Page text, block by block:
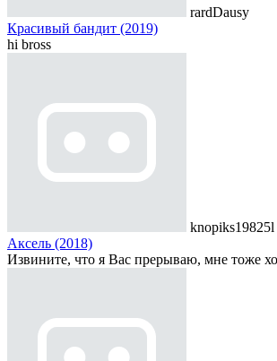
rardDausy
Красивый бандит (2019)
hi bross
knopiks19825l
Аксель (2018)
Извините, что я Вас прерываю, мне тоже